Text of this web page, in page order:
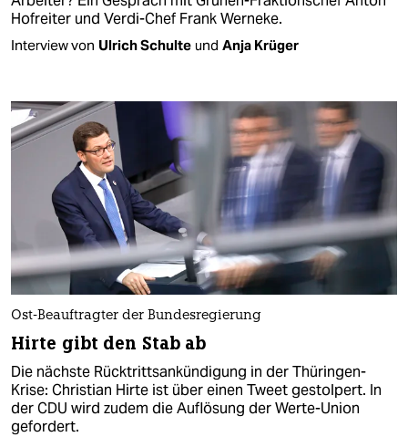
Hofreiter und Verdi-Chef Frank Werneke.
Interview von Ulrich Schulte und Anja Krüger
Ost-Beauftragter der Bundesregierung
Hirte gibt den Stab ab
Die nächste Rücktrittsankündigung in der Thüringen-
Krise: Christian Hirte ist über einen Tweet gestolpert. In
der CDU wird zudem die Auflösung der Werte-Union
gefordert.